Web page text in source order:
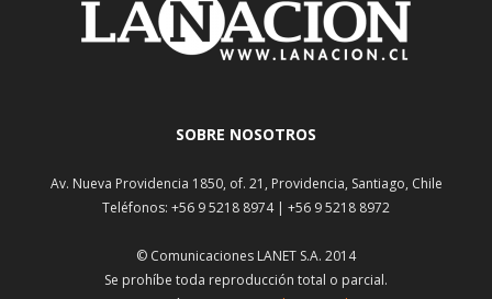
SOBRE NOSOTROS
Av. Nueva Providencia 1850, of. 21, Providencia, Santiago, Chile
Teléfonos: +56 9 5218 8974 | +56 9 5218 8972
© Comunicaciones LANET S.A. 2014
Se prohíbe toda reproducción total o parcial.